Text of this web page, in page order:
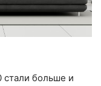
стали больше и